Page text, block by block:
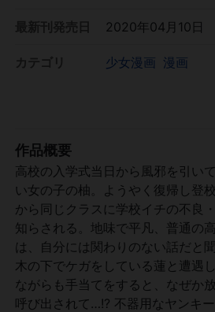
2020年04月10日
少女漫画 漫画
作品概要
高校の入学式当日から風邪を引い
い女の子の柚。ようやく復帰し登
から同じクラスに学校イチの不良
知らされる。地味で平凡、普通の
は、自分には関わりのない話だと
木の下でケガをしている蓮と遭遇
ながらも手当てをすると、なぜか
呼び出されて…!? 不器用なヤンキ